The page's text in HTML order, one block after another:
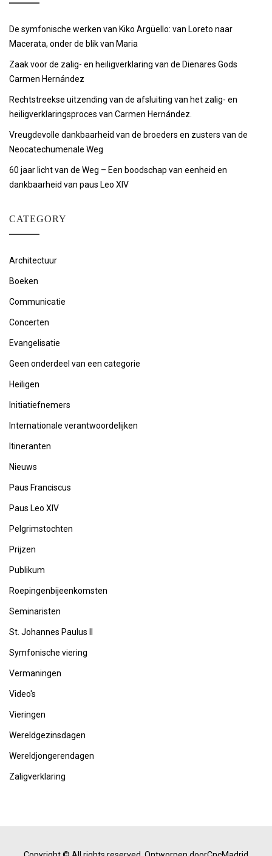
De symfonische werken van Kiko Argüello: van Loreto naar
Macerata, onder de blik van Maria
Zaak voor de zalig- en heiligverklaring van de Dienares Gods
Carmen Hernández
Rechtstreekse uitzending van de afsluiting van het zalig- en
heiligverklaringsproces van Carmen Hernández.
Vreugdevolle dankbaarheid van de broeders en zusters van de
Neocatechumenale Weg
60 jaar licht van de Weg – Een boodschap van eenheid en
dankbaarheid van paus Leo XIV
CATEGORY
Architectuur
Boeken
Communicatie
Concerten
Evangelisatie
Geen onderdeel van een categorie
Heiligen
Initiatiefnemers
Internationale verantwoordelijken
Itineranten
Nieuws
Paus Franciscus
Paus Leo XIV
Pelgrimstochten
Prijzen
Publikum
Roepingenbijeenkomsten
Seminaristen
St. Johannes Paulus II
Symfonische viering
Vermaningen
Video's
Vieringen
Wereldgezinsdagen
Wereldjongerendagen
Zaligverklaring